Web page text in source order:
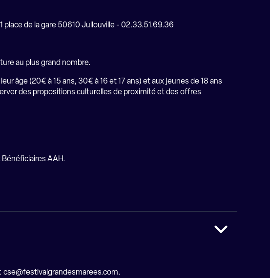
de la gare 50610 Jullouville - 02.33.51.69.36
au plus grand nombre.
âge (20€ à 15 ans, 30€ à 16 et 17 ans) et aux jeunes de 18 ans
des propositions culturelles de proximité et des offres
AAH.
cse@festivalgrandesmarees.com.